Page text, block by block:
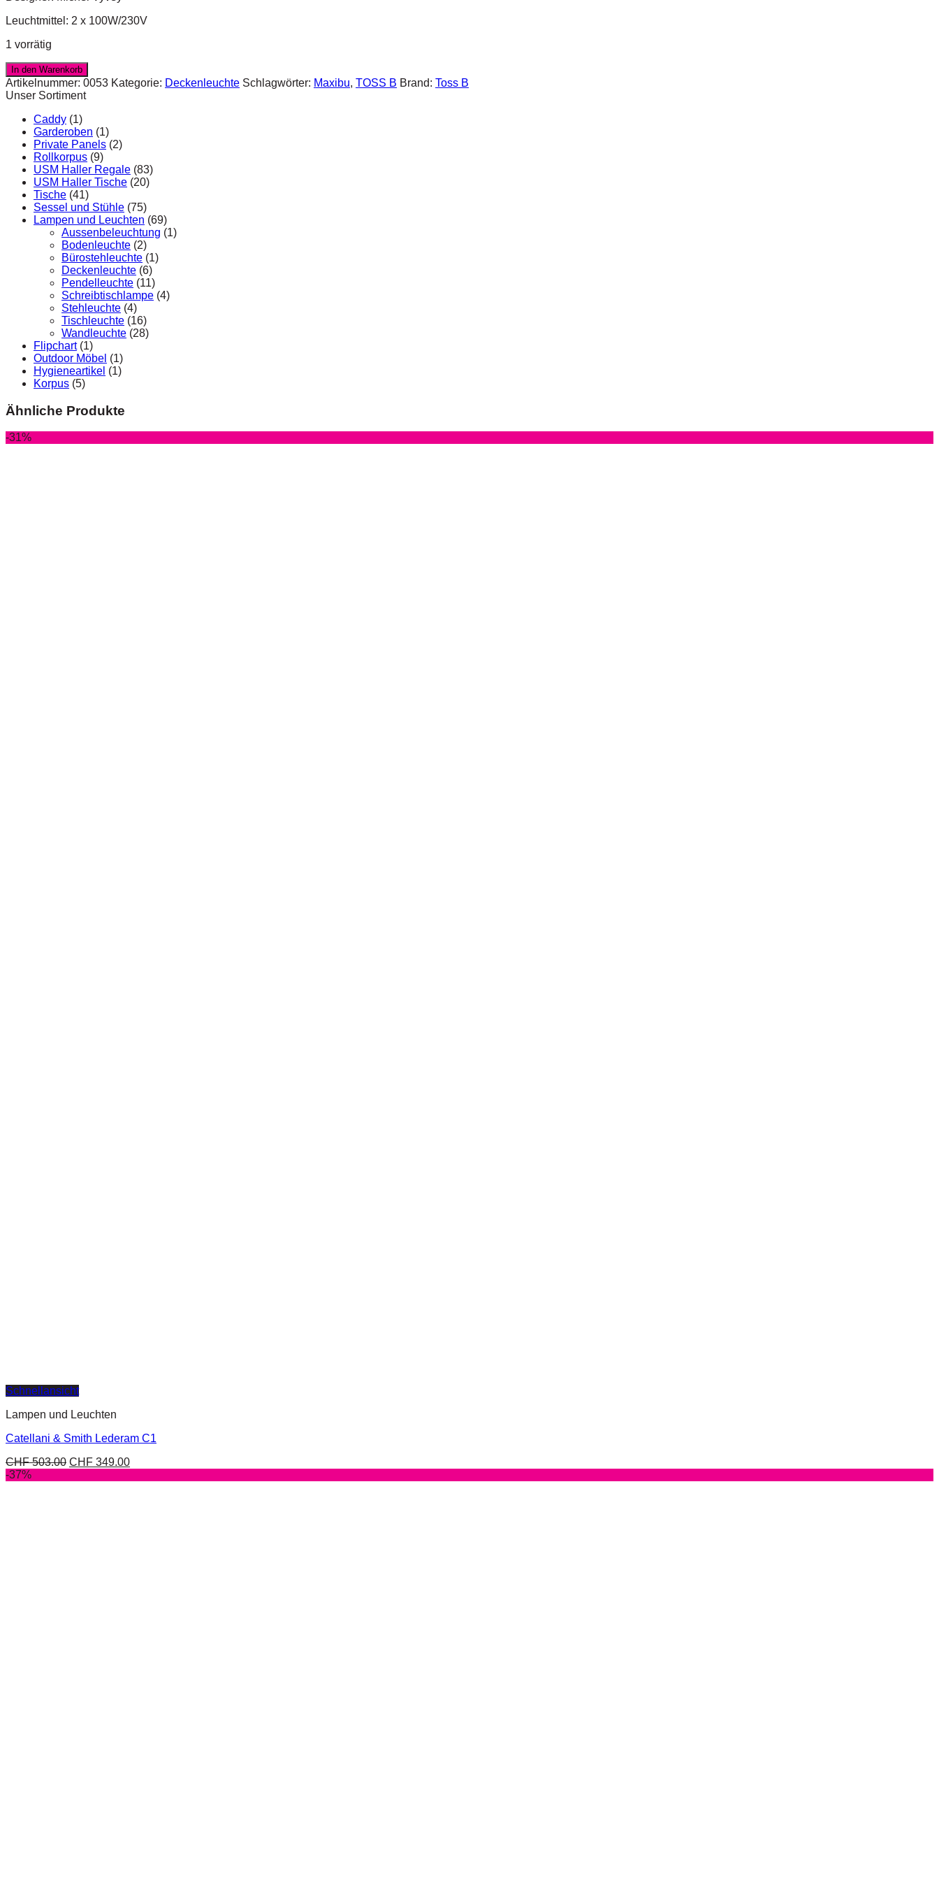
Leuchtmittel: 2 x 100W/230V
1 vorrätig
In den Warenkorb
Artikelnummer: 0053 Kategorie: Deckenleuchte Schlagwörter: Maxibu, TOSS B Brand: Toss B
Unser Sortiment
Caddy (1)
Garderoben (1)
Private Panels (2)
Rollkorpus (9)
USM Haller Regale (83)
USM Haller Tische (20)
Tische (41)
Sessel und Stühle (75)
Lampen und Leuchten (69)
Aussenbeleuchtung (1)
Bodenleuchte (2)
Bürostehleuchte (1)
Deckenleuchte (6)
Pendelleuchte (11)
Schreibtischlampe (4)
Stehleuchte (4)
Tischleuchte (16)
Wandleuchte (28)
Flipchart (1)
Outdoor Möbel (1)
Hygieneartikel (1)
Korpus (5)
Ähnliche Produkte
-31%
Schnellansicht
Lampen und Leuchten
Catellani & Smith Lederam C1
CHF503.00 CHF 349.00
-37%